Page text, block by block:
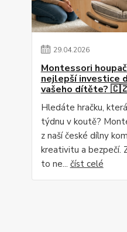
29.04.2026
Montessori
nejlepší investice
vašeho dítěte?
Hledáte hračku,
týdnu v koutě?
z naší české dílny
kreativitu a bezpečí.
to ne... číst celé